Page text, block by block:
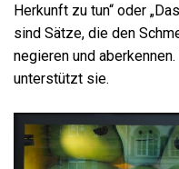
Herkunft zu tun“ oder
sind Sätze, die den
negieren und
unterstützt sie.